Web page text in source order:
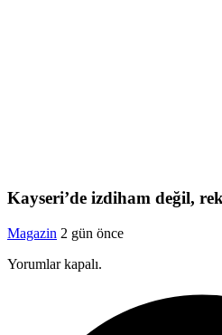
Kayseri’de izdiham değil,
Magazin 2 gün önce
Yorumlar kapalı.